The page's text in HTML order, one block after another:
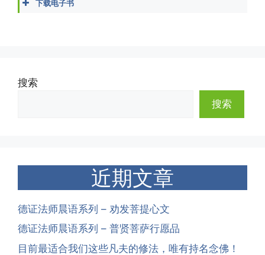
下载电子书
搜索
搜索
近期文章
德证法师晨语系列 – 劝发菩提心文
德证法师晨语系列 – 普贤菩萨行愿品
目前最适合我们这些凡夫的修法，唯有持名念佛！